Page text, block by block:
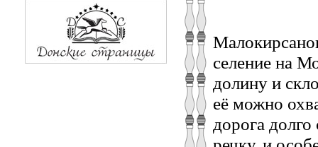
селение на
долину и
её можно
дорога